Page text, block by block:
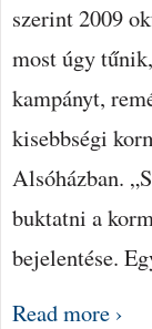
szerint 2009
most úgy
kampányt,
kisebbségi
Alsóházban.
buktatni a
bejelentése.
Read more ›